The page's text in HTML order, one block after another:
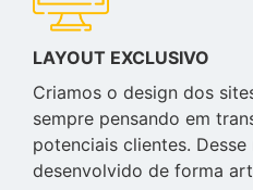
LAYOUT EXCLUSIVO
Criamos o design dos
sempre pensando em
potenciais clientes.
desenvolvido de forma